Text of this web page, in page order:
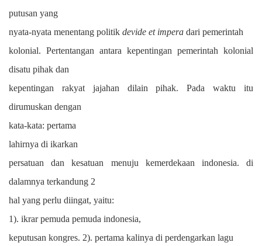
putusan yang
nyata-nyata menentang politik devide et impera dari pemerintah
kolonial. Pertentangan antara kepentingan pemerintah kolonial
disatu pihak dan
kepentingan rakyat jajahan dilain pihak. Pada waktu itu
dirumuskan dengan
kata-kata: pertama
lahirnya di ikarkan
persatuan dan kesatuan menuju kemerdekaan indonesia. di
dalamnya terkandung 2
hal yang perlu diingat, yaitu:
1). ikrar pemuda pemuda indonesia,
keputusan kongres. 2). pertama kalinya di perdengarkan lagu